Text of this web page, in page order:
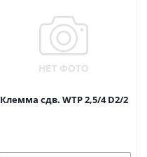
Клемма сдв. WTP 2,5/4 D2/2